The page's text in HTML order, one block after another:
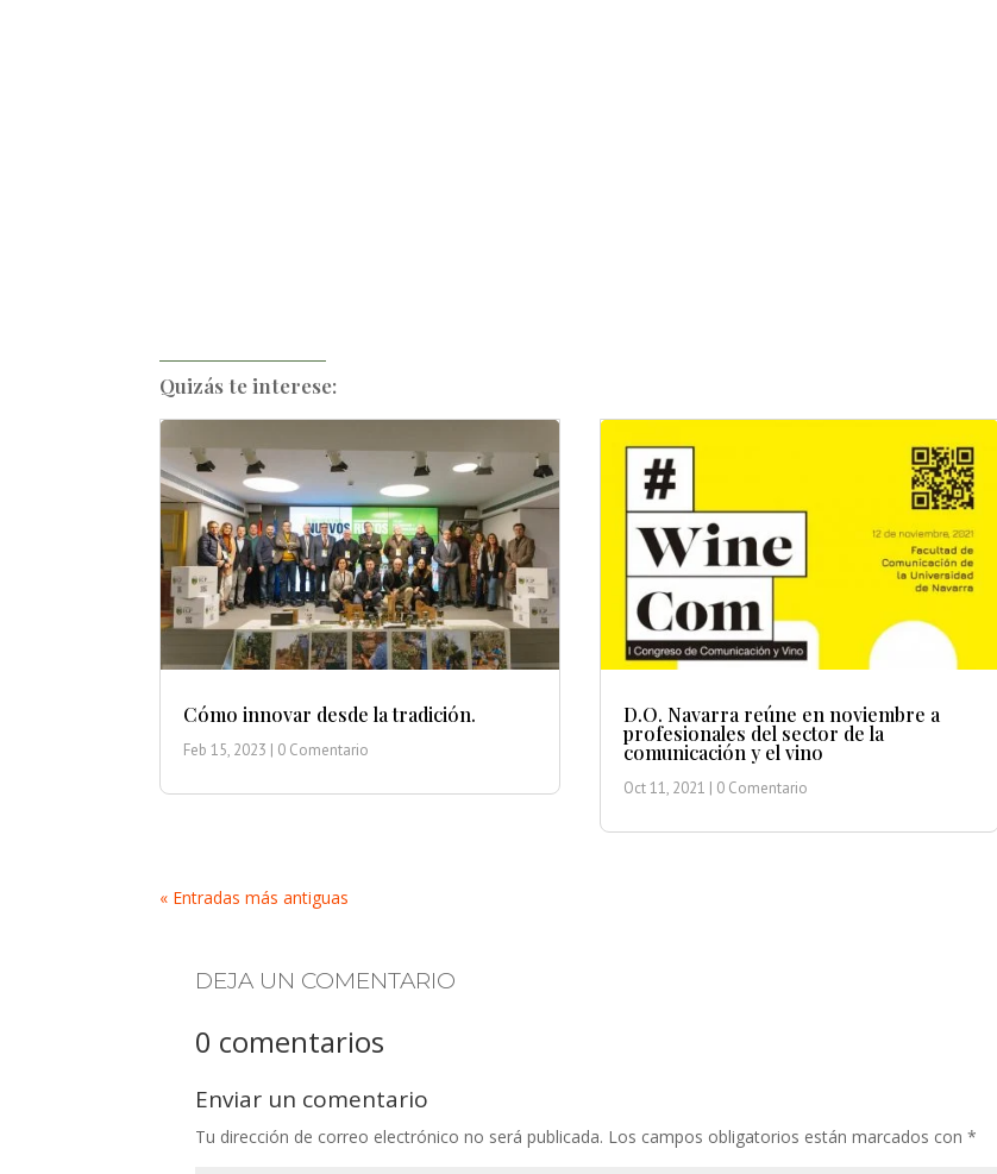
Quizás te interese:
Cómo innovar desde la tradición.
Feb 15, 2023 | 0 Comentario
D.O. Navarra reúne en noviembre a
profesionales del sector de la
comunicación y el vino
Oct 11, 2021 | 0 Comentario
« Entradas más antiguas
DEJA UN COMENTARIO
0 comentarios
Enviar un comentario
Tu dirección de correo electrónico no será publicada. Los campos obligatorios están marcados con*